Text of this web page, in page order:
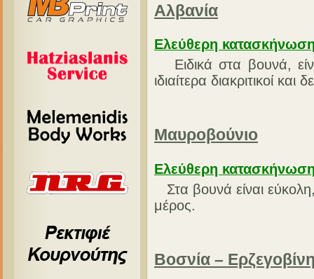
Αλβανία
Ελεύθερη
Ειδικά στα βουνά,
ιδιαίτερα διακριτικοί
Μαυροβούνιο
Ελεύθερη
Στα βουνά είναι
μέρος.
Βοσνία –